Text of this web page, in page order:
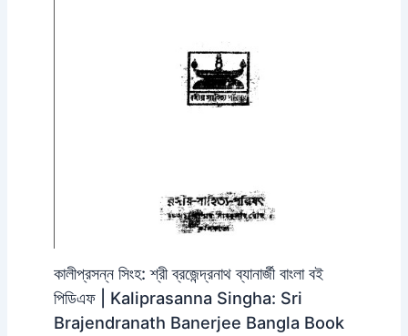
কালীপ্রসন্ন সিংহ: শ্রী ব্রজেন্দ্রনাথ ব্যানার্জী বাংলা বই
পিডিএফ | Kaliprasanna Singha: Sri
Brajendranath Banerjee Bangla Book